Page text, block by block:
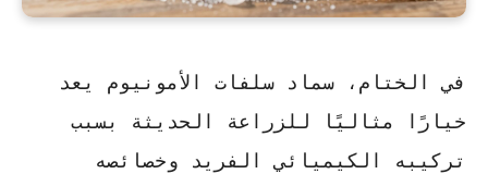
في الختام، سماد سلفات الأمونيوم يعد
خيارًا مثاليًا للزراعة الحديثة بسبب
تركيبه الكيميائي الفريد وخصائصه